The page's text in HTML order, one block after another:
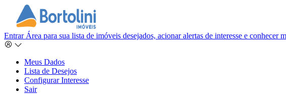
Entrar Área para sua lista de imóveis desejados, acionar alertas de interesse e conhecer
Meus Dados
Lista de Desejos
Configurar Interesse
Sair